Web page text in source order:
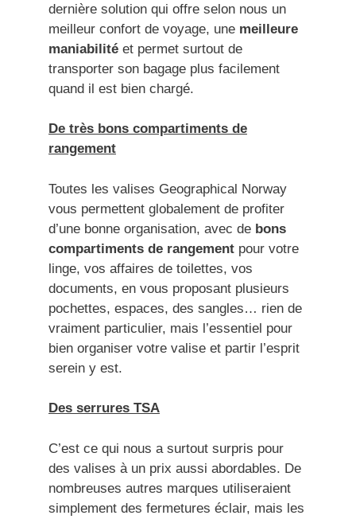
dernière solution qui offre selon nous un
meilleur confort de voyage, une meilleure
maniabilité et permet surtout de
transporter son bagage plus facilement
quand il est bien chargé.
De très bons compartiments de
rangement
Toutes les valises Geographical Norway
vous permettent globalement de profiter
d’une bonne organisation, avec de bons
compartiments de rangement pour votre
linge, vos affaires de toilettes, vos
documents, en vous proposant plusieurs
pochettes, espaces, des sangles… rien de
vraiment particulier, mais l’essentiel pour
bien organiser votre valise et partir l’esprit
serein y est.
Des serrures TSA
C’est ce qui nous a surtout surpris pour
des valises à un prix aussi abordables. De
nombreuses autres marques utiliseraient
simplement des fermetures éclair, mais les